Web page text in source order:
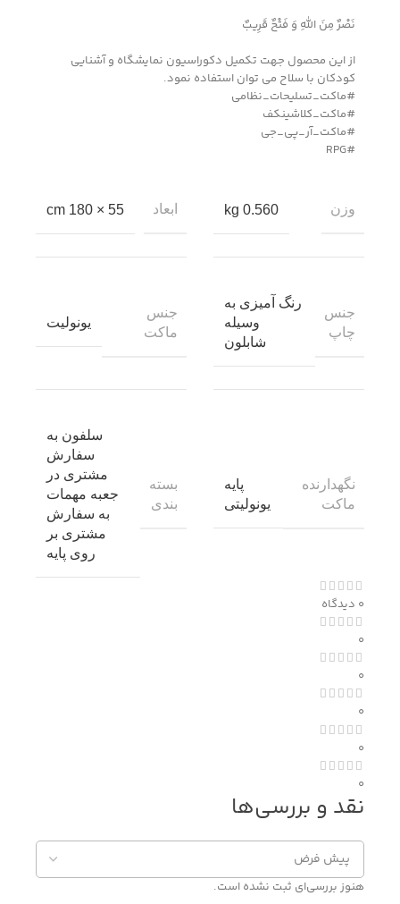
نَصْرٌ مِنَ اللَّهِ وَ فَتْحٌ قَرِیبٌ
از این محصول جهت تکمیل دکوراسیون نمایشگاه و آشنایی
کودکان با سلاح می توان استفاده نمود.
#ماکت_تسلیحات_نظامی
#ماکت_کلاشینکف
#ماکت_آر_پی_جی
#RPG
وزن 0.560 kg ابعاد 55 × 180 cm
جنس
چاپ
رنگ آمیزی به
وسیله
شابلون
جنس
ماکت
یونولیت
نگهدارنده
ماکت
پایه
یونولیتی
بسته
بندی
سلفون به
سفارش
مشتری در
جعبه مهمات
به سفارش
مشتری بر
روی پایه
0 دیدگاه
0
0
0
0
0
نقد و بررسی‌ها
هنوز بررسی‌ای ثبت نشده است.